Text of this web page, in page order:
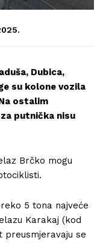
Dubica,
su kolone vozila
ostalim
putnička nisu
Brčko mogu
5 tona najveće
Karakaj (kod
preusmjeravaju se